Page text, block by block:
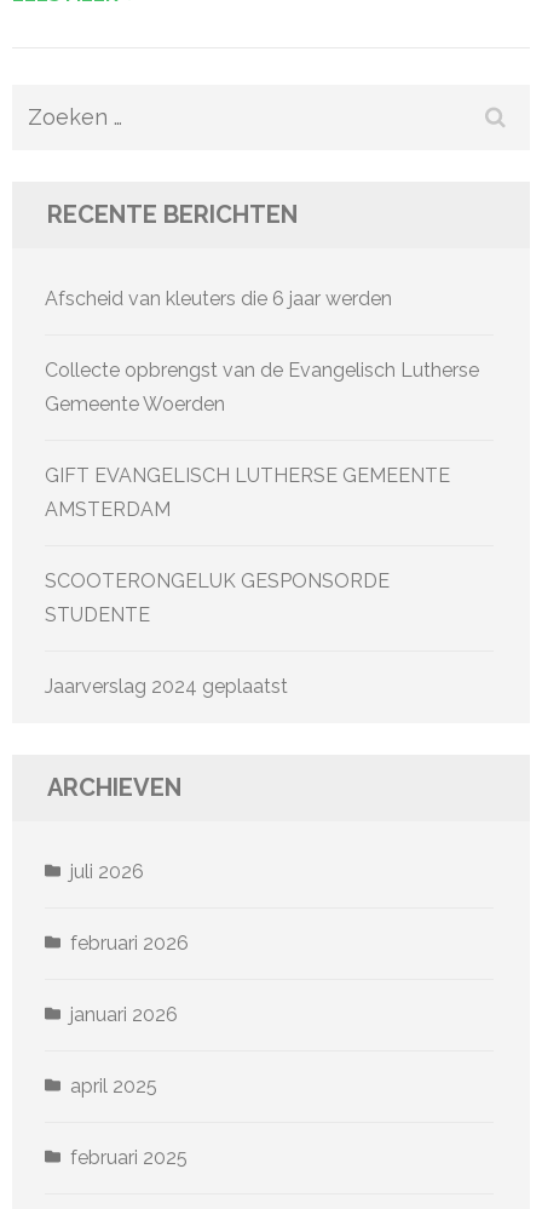
Zoeken
RECENTE BERICHTEN
Afscheid van kleuters die 6 jaar werden
Collecte opbrengst van de Evangelisch Lutherse
Gemeente Woerden
GIFT EVANGELISCH LUTHERSE GEMEENTE
AMSTERDAM
SCOOTERONGELUK GESPONSORDE
STUDENTE
Jaarverslag 2024 geplaatst
ARCHIEVEN
juli 2026
februari 2026
januari 2026
april 2025
februari 2025